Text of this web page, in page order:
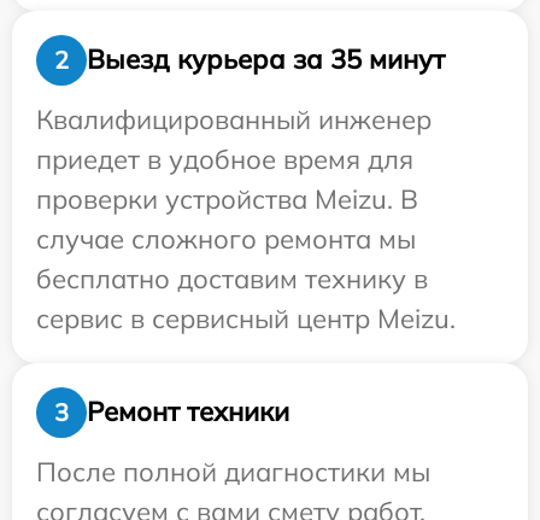
2
Выезд курьера за 35 минут
Квалифицированный инженер
приедет в удобное время для
проверки устройства Meizu. В
случае сложного ремонта мы
бесплатно доставим технику в
сервис в сервисный центр Meizu.
3
Ремонт техники
После полной диагностики мы
согласуем с вами смету работ,